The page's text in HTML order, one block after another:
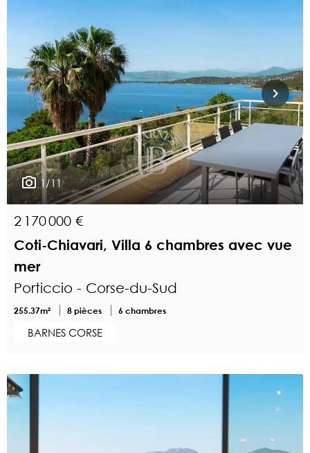
1/11
2 170 000 €
Coti-Chiavari, Villa 6 chambres avec vue
mer
Porticcio - Corse-du-Sud
255.37m² 8 pièces 6 chambres
BARNES CORSE